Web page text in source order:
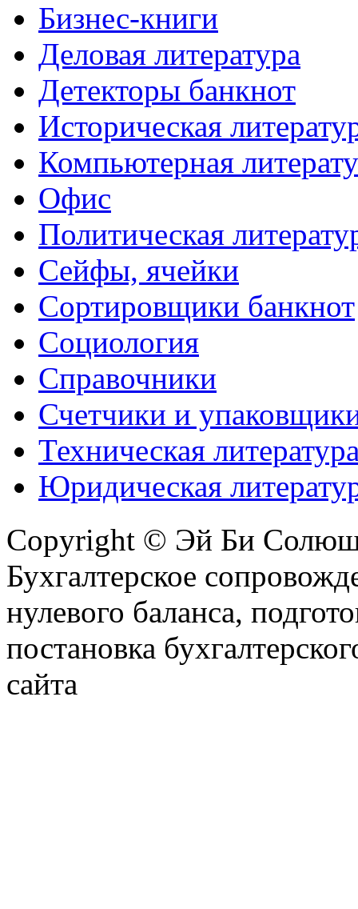
Бизнес-книги
Деловая литература
Детекторы банкнот
Историческая
Компьютерная
Офис
Политическая
Сейфы, ячейки
Сортировщики банкнот
Социология
Справочники
Счетчики и
Техническая
Юридическая
Copyright © Эй Би
Бухгалтерское
нулевого баланса,
постановка
сайта